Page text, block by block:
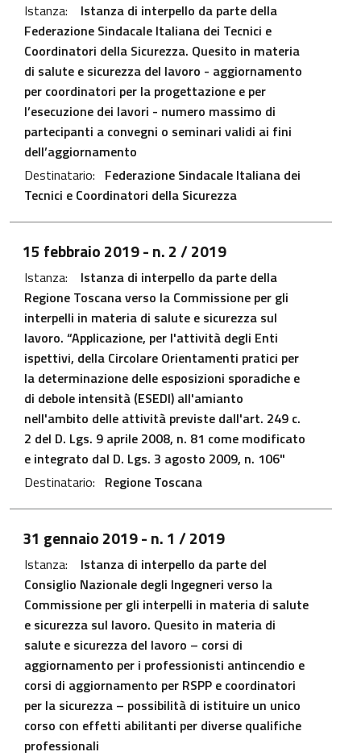
Istanza:
Istanza di interpello da parte della
Federazione Sindacale Italiana dei Tecnici e
Coordinatori della Sicurezza. Quesito in materia
di salute e sicurezza del lavoro - aggiornamento
per coordinatori per la progettazione e per
l’esecuzione dei lavori - numero massimo di
partecipanti a convegni o seminari validi ai fini
dell’aggiornamento
Destinatario: Federazione Sindacale Italiana dei
Tecnici e Coordinatori della Sicurezza
15 febbraio 2019- n. 2 / 2019
Istanza:
Istanza di interpello da parte della
Regione Toscana verso la Commissione per gli
interpelli in materia di salute e sicurezza sul
lavoro. “Applicazione, per l'attività degli Enti
ispettivi, della Circolare Orientamenti pratici per
la determinazione delle esposizioni sporadiche e
di debole intensità (ESEDI) all'amianto
nell'ambito delle attività previste dall'art. 249 c.
2 del D. Lgs. 9 aprile 2008, n. 81 come modificato
e integrato dal D. Lgs. 3 agosto 2009, n. 106"
Destinatario: Regione Toscana
31 gennaio 2019- n. 1 / 2019
Istanza:
Istanza di interpello da parte del
Consiglio Nazionale degli Ingegneri verso la
Commissione per gli interpelli in materia di salute
e sicurezza sul lavoro. Quesito in materia di
salute e sicurezza del lavoro – corsi di
aggiornamento per i professionisti antincendio e
corsi di aggiornamento per RSPP e coordinatori
per la sicurezza – possibilità di istituire un unico
corso con effetti abilitanti per diverse qualifiche
professionali